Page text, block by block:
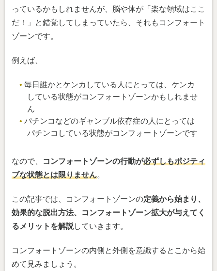
っているかもしれませんが、脳や体が「楽な領域はここ
だ！」と錯覚してしまっていたら、それもコンフォート
ゾーンです。
例えば、
毎日誰かとケンカしている人にとっては、ケンカ
している状態がコンフォートゾーンかもしれませ
ん
パチンコなどのギャンブル依存症の人にとっては
パチンコしている状態がコンフォートゾーンです
なので、 コンフォートゾーンの行動が必ずしもポジティ
ブな状態とは限りません。
この記事では、コンフォートゾーンの定義から始まり、
効果的な脱出方法、コンフォートゾーン拡大が与えてく
るメリットを解説していきます。
コンフォートゾーンの内側と外側を意識するとこから始
めて見みましょう。